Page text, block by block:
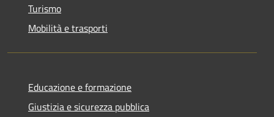
Turismo
Mobilità e trasporti
Educazione e formazione
Giustizia e sicurezza pubblica